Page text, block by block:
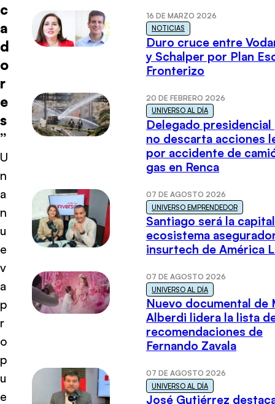
c
a
d
o
r
e
s
”
U
n
a
n
u
e
v
a
p
r
o
p
u
e
16 DE MARZO 2026
NOTICIAS
Duro cruce entre
y Schalper por Plan
Fronterizo
20 DE FEBRERO 2026
UNIVERSO AL DÍA
Delegado presidencial
no descarta acciones
por accidente de
gas en Renca
07 DE AGOSTO 2026
UNIVERSO EMPRENDEDOR
Santiago será la
ecosistema
insurtech de América
07 DE AGOSTO 2026
UNIVERSO AL DÍA
Nuevo documental de
Alberdi lidera la lista
recomendaciones de
Fernando Zavala
07 DE AGOSTO 2026
UNIVERSO AL DÍA
José Gutiérrez